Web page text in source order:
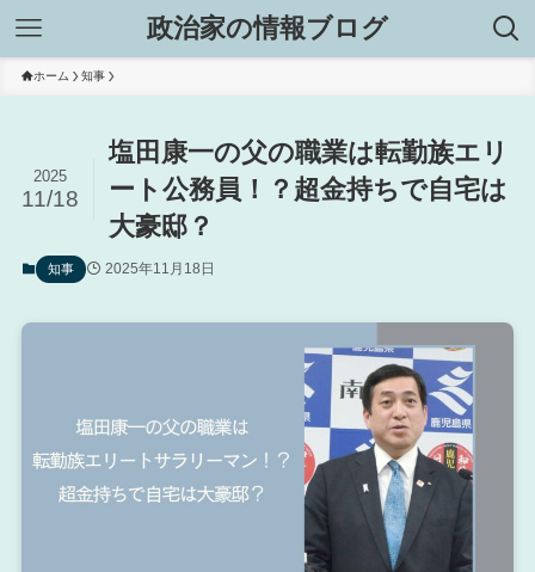
政治家の情報ブログ
ホーム 知事
塩田康一の父の職業は転勤族エリ
ート公務員！？超金持ちで自宅は
大豪邸？
2025
11/18
知事 2025年11月18日